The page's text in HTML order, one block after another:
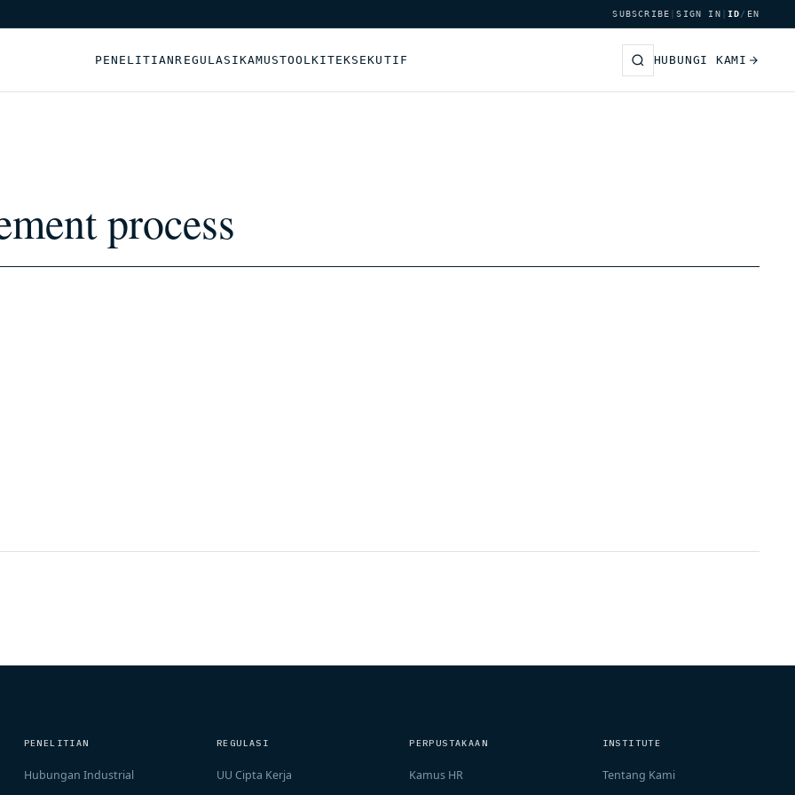
SUBSCRIBE |SIGN IN ID/ EN
PENELITIANREGULASIKAMUSTOOLKITEKSEKUTIF HUBUNGI KAMI
process
PENELITIAN
Hubungan Industrial
REGULASI
UU Cipta Kerja
PERPUSTAKAAN
Kamus HR
INSTITUTE
Tentang Kami